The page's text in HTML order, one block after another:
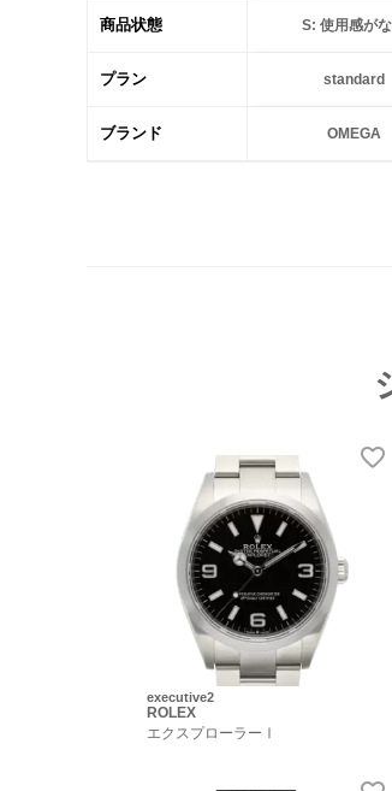
商品状態 S: 使用感が
プラン standard
ブランド OMEGA
executive2
ROLEX
エクスプローラーⅠ